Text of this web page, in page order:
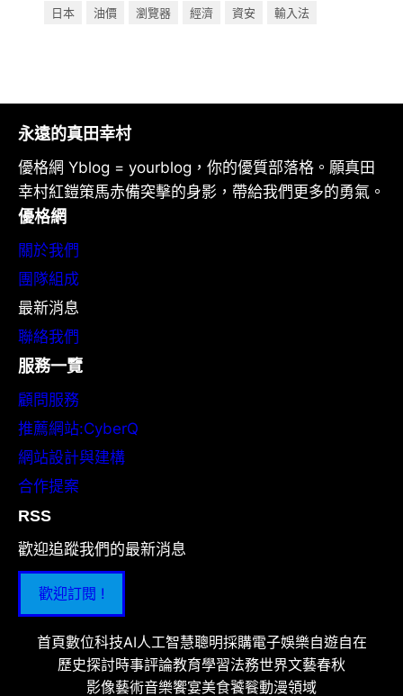
日本
油價 瀏覽器 經濟 資安 輸入法
永遠的真田幸村
優格網 Yblog = yourblog，你的優質部落格。願真田
幸村紅鎧策馬赤備突擊的身影，帶給我們更多的勇氣。
優格網
關於我們
團隊組成
最新消息
聯絡我們
服務一覽
顧問服務
推薦網站:CyberQ
網站設計與建構
合作提案
RSS
歡迎追蹤我們的最新消息
歡迎訂閱 !
首頁數位科技AI人工智慧聰明採購電子娛樂自遊自在
歷史探討時事評論教育學習法務世界文藝春秋
影像藝術音樂饗宴美食饕餮動漫領域